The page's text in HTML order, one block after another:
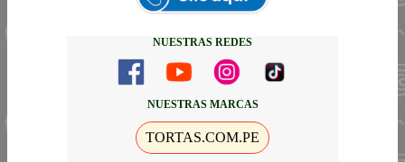
NUESTRAS REDES
NUESTRAS MARCAS
TORTAS.COM.PE